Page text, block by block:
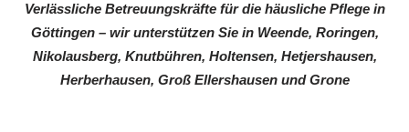
Verlässliche Betreuungskräfte für die häusliche Pflege in
Göttingen – wir unterstützen Sie in Weende, Roringen,
Nikolausberg, Knutbühren, Holtensen, Hetjershausen,
Herberhausen, Groß Ellershausen und Grone